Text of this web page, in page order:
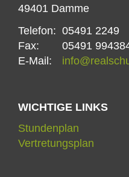
49401 Damme
Telefon: 05491 2249
Fax:
05491
E-Mail:
WICHTIGE LINKS
Stundenplan
Vertretungsplan